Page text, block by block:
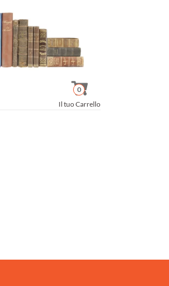
Il tuo Carrello
0